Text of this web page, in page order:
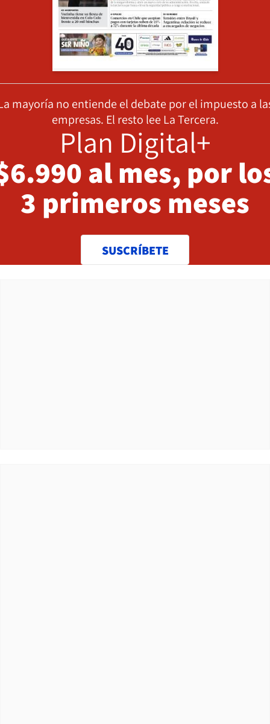
mayoría no entiende el debate por el impuesto a
empresas. El resto lee La Tercera.
Plan Digital+
al mes, por
3 primeros meses
SUSCRÍBETE